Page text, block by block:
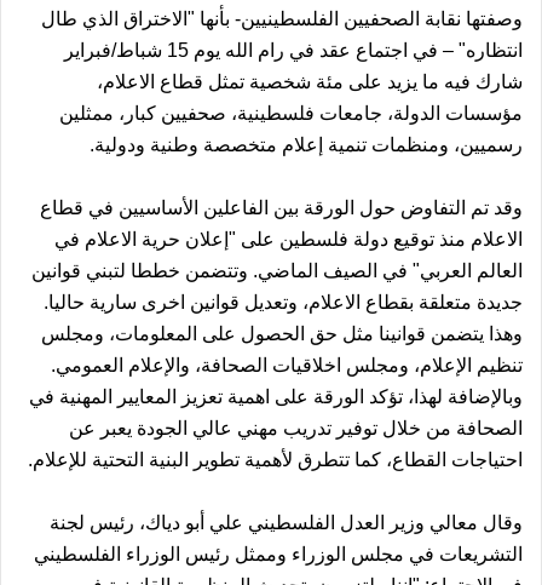
وصفتها نقابة الصحفيين الفلسطينيين- بأنها "الاختراق الذي طال
انتظاره" – في اجتماع عقد في رام الله يوم 15 شباط/فبراير
شارك فيه ما يزيد على مئة شخصية تمثل قطاع الاعلام،
مؤسسات الدولة، جامعات فلسطينية، صحفيين كبار، ممثلين
رسميين، ومنظمات تنمية إعلام متخصصة وطنية ودولية.
وقد تم التفاوض حول الورقة بين الفاعلين الأساسيين في قطاع
الاعلام منذ توقيع دولة فلسطين على "إعلان حرية الاعلام في
العالم العربي" في الصيف الماضي. وتتضمن خططا لتبني قوانين
جديدة متعلقة بقطاع الاعلام، وتعديل قوانين اخرى سارية حاليا.
وهذا يتضمن قوانينا مثل حق الحصول على المعلومات، ومجلس
تنظيم الإعلام، ومجلس اخلاقيات الصحافة، والإعلام العمومي.
وبالإضافة لهذا، تؤكد الورقة على اهمية تعزيز المعايير المهنية في
الصحافة من خلال توفير تدريب مهني عالي الجودة يعبر عن
احتياجات القطاع، كما تتطرق لأهمية تطوير البنية التحتية للإعلام.
وقال معالي وزير العدل الفلسطيني علي أبو دياك، رئيس لجنة
التشريعات في مجلس الوزراء وممثل رئيس الوزراء الفلسطيني